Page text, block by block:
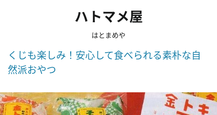
ハトマメ屋
はとまめや
くじも楽しみ！安心して食べられる素朴な自
然派おやつ